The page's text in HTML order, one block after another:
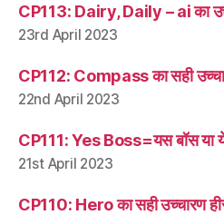
CP113: Dairy, Daily – ai का
23rd April 2023
CP112: Compass का सही
22nd April 2023
CP111: Yes Boss=यस बॉस या
21st April 2023
CP110: Hero का सही उच्चारण